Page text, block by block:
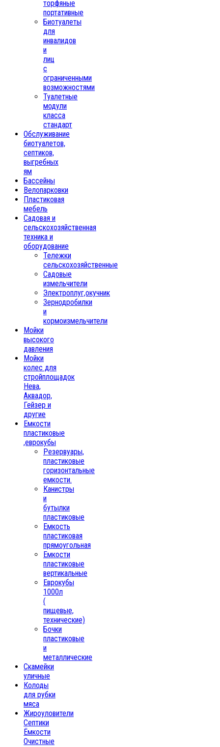
торфяные
портативные
Биотуалеты
для
инвалидов
и
лиц
с
ограниченными
возможностями
Туалетные
модули
класса
стандарт
Обслуживание
биотуалетов,
септиков,
выгребных
ям
Бассейны
Велопарковки
Пластиковая
мебель
Садовая и
сельскохозяйственная
техника и
оборудование
Тележки
сельскохозяйственные
Садовые
измельчители
Электроплуг,окучник
Зернодробилки
и
кормоизмельчители
Мойки
высокого
давления
Мойки
колес для
стройплощадок
Нева,
Аквадор,
Гейзер и
другие
Емкости
пластиковые
,еврокубы
Резервуары,
пластиковые
горизонтальные
емкости.
Канистры
и
бутылки
пластиковые
Емкость
пластиковая
прямоугольная
Емкости
пластиковые
вертикальные
Еврокубы
1000л
(
пищевые,
технические)
Бочки
пластиковые
и
металлические
Скамейки
уличные
Колоды
для рубки
мяса
Жироуловители
Септики
Ёмкости
Очистные